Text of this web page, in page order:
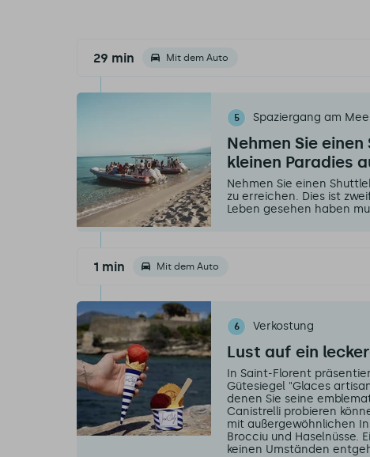
29 min Mit dem Auto
5 Spaziergang am
Nehmen Sie
kleinen Paradies
Nehmen Sie einen
zu erreichen. Dies ist
Leben gesehen haben
1 min Mit dem Auto
6 Verkostung
Lust auf ein
In Saint-Florent
Gütesiegel "Glaces
denen Sie seine
Canistrelli probieren
mit außergewöhnlichen
Brocciu und Haselnüsse.
keinen Umständen